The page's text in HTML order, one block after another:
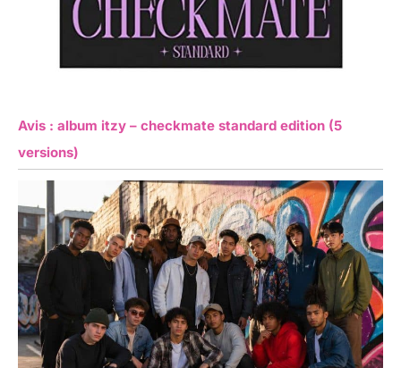
Avis : album itzy – checkmate standard edition (5
versions)